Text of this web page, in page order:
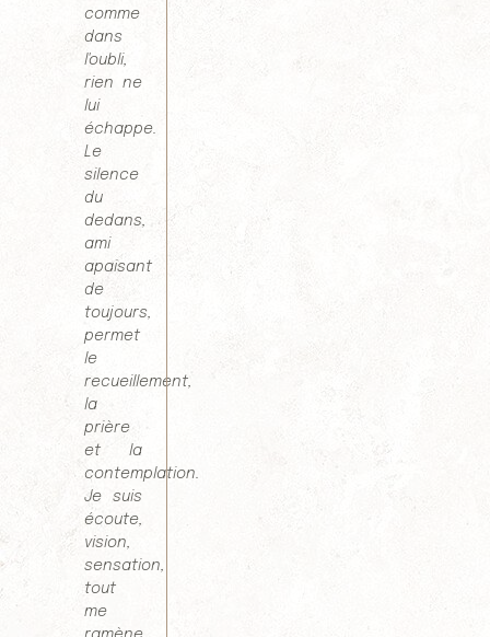
comme
dans
l'oubli,
rien ne
lui
échappe.
Le
silence
du
dedans,
ami
apaisant
de
toujours,
permet
le
recueillement,
la
prière
et la
contemplation.
Je suis
écoute,
vision,
sensation,
tout
me